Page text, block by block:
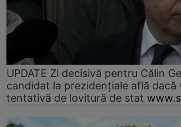
UPDATE Zi decisivă pentru Călin
candidat la prezidențiale află
tentativă de lovitură de stat